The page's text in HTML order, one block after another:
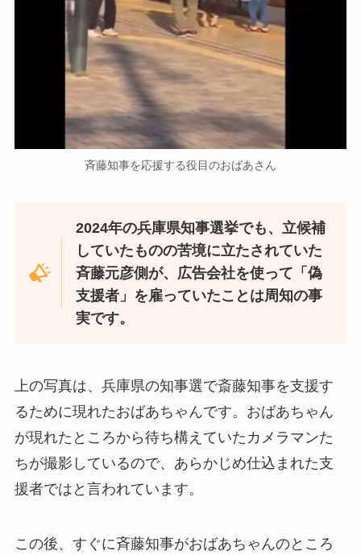
斉藤知事を応援する役目のおばあさん
2024年の兵庫県知事選挙でも、立候補
していたものの苦境に立たされていた
斉藤元彦側が、広告会社を使って「偽
支援者」を雇っていたことは周知の事
実です。
上の写真は、兵庫県の知事選で斎藤知事を支援す
るために現れたおばあちゃんです。おばあちゃん
が現れたところから待ち構えていたカメラマンた
ちが撮影しているので、あらかじめ仕込まれた支
援者ではと言われています。
この後、すぐに斉藤知事がおばあちゃんのところ